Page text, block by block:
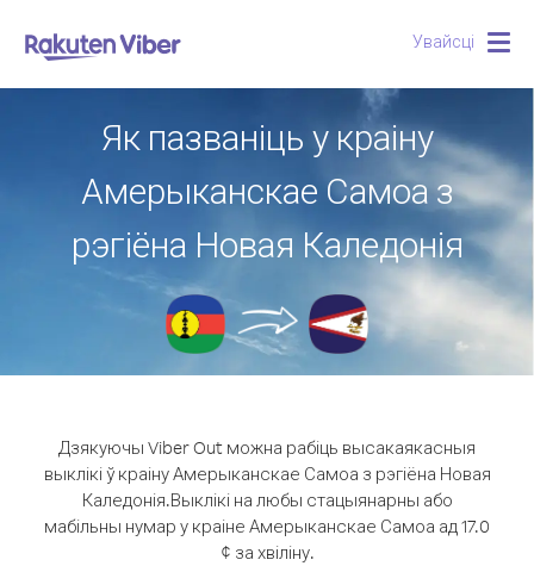
Увайсці
Як пазваніць у краіну
Амерыканскае Самоа з
рэгіёна Новая Каледонія
Дзякуючы Viber Out можна рабіць высакаякасныя
выклікі ў краіну Амерыканскае Самоа з рэгіёна Новая
Каледонія.Выклікі на любы стацыянарны або
мабільны нумар у краіне Амерыканскае Самоа ад 17.0
¢ за хвіліну.